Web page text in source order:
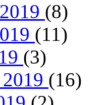
(8)
(11)
(3)
(16)